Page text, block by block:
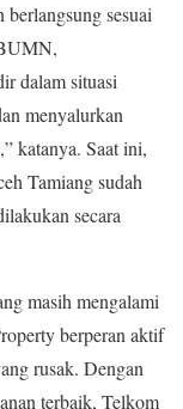
berlangsung sesuai
dalam situasi
menyalurkan
katanya. Saat ini,
Tamiang sudah
secara
masih mengalami
berperan aktif
rusak. Dengan
terbaik, Telkom